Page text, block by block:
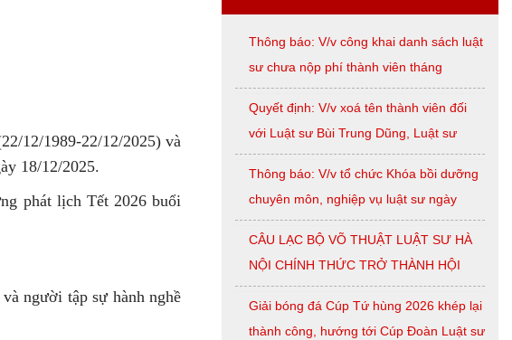
12/1989-22/12/2025) và
18/12/2025.
phát lịch Tết 2026 buổi
người tập sự hành nghề
Thông báo: V/v công khai danh sách luật
sư chưa nộp phí thành viên tháng
07/2026
Quyết định: V/v xoá tên thành viên đối
với Luật sư Bùi Trung Dũng, Luật sư
Nguyễn Thị Huế, Luật sư Trần Đình
Triển, Luật sư Lê Thị Oanh
Thông báo: V/v tổ chức Khóa bồi dưỡng
chuyên môn, nghiệp vụ luật sư ngày
08/8/2026 ( thứ Bảy)
CÂU LẠC BỘ VÕ THUẬT LUẬT SƯ HÀ
NỘI CHÍNH THỨC TRỞ THÀNH HỘI
VIÊN LIÊN ĐOÀN VÕ CỔ TRUYỀN
THÀNH PHỐ HÀ NỘI
Giải bóng đá Cúp Tứ hùng 2026 khép lại
thành công, hướng tới Cúp Đoàn Luật sư